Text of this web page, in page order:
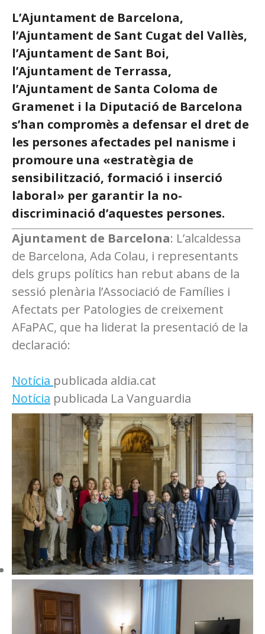
L’Ajuntament de Barcelona,
l’Ajuntament de Sant Cugat del Vallès,
l’Ajuntament de Sant Boi,
l’Ajuntament de Terrassa,
l’Ajuntament de Santa Coloma de
Gramenet i la Diputació de Barcelona
s’han compromès a defensar el dret de
les persones afectades pel nanisme i
promoure una «estratègia de
sensibilització, formació i inserció
laboral» per garantir la no-
discriminació d’aquestes persones.
Ajuntament de Barcelona: L’alcaldessa
de Barcelona, Ada Colau, i representants
dels grups polítics han rebut abans de la
sessió plenària l’Associació de Famílies i
Afectats per Patologies de creixement
AFaPAC, que ha liderat la presentació de la
declaració:
Notícia publicada aldia.cat
Notícia publicada La Vanguardia